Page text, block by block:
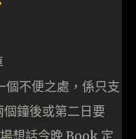
不便之處，係只支
鐘後或第二日要